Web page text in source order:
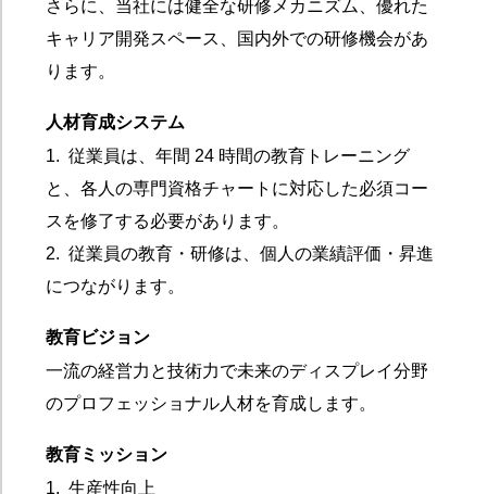
さらに、当社には健全な研修メカニズム、優れた
キャリア開発スペース、国内外での研修機会があ
ります。
人材育成システム
1. 従業員は、年間 24 時間の教育トレーニング
と、各人の専門資格チャートに対応した必須コー
スを修了する必要があります。
2. 従業員の教育・研修は、個人の業績評価・昇進
につながります。
教育ビジョン
一流の経営力と技術力で未来のディスプレイ分野
のプロフェッショナル人材を育成します。
教育ミッション
1. 生産性向上